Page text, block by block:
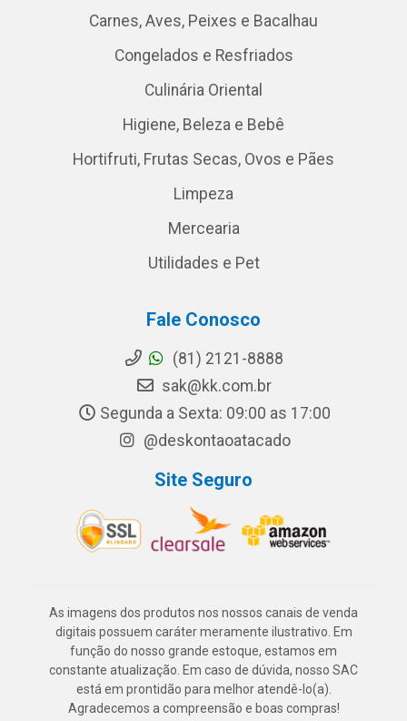
Carnes, Aves, Peixes e Bacalhau
Congelados e Resfriados
Culinária Oriental
Higiene, Beleza e Bebê
Hortifruti, Frutas Secas, Ovos e Pães
Limpeza
Mercearia
Utilidades e Pet
Fale Conosco
(81) 2121-8888
sak@kk.com.br
Segunda a Sexta: 09:00 as 17:00
@deskontaoatacado
Site Seguro
As imagens dos produtos nos nossos canais de venda
digitais possuem caráter meramente ilustrativo. Em
função do nosso grande estoque, estamos em
constante atualização. Em caso de dúvida, nosso SAC
está em prontidão para melhor atendê-lo(a).
Agradecemos a compreensão e boas compras!